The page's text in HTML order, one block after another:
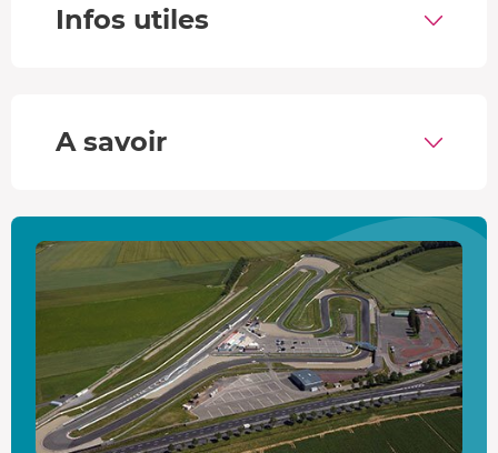
partager vos premières impressions, tout en
parcourez à nouveau entre
conseils personnalisés
Findu stage de pilotage moto. Vous repartez avec
desétoiles dans les yeuxet qu'une seule envie,
revenir sur le circuit rapidement.
Des motos japonaises survitaminés !
Chaque modèle estoptimisé pour la piste.
Échappement, carénage, freins, suspensions,
commandes reculées, protections... Tout est conçu pour
vous plonger dans la peau d'un véritablepilote de moto
Infos utiles
A savoir